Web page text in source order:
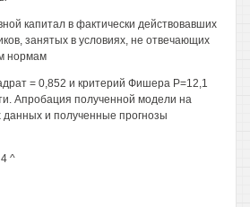
капитал в фактически действовавших
занятых в условиях, не отвечающих
нормам
= 0,852 и критерий Фишера Р=12,1
Апробация полученной модели на
данных и полученные прогнозы
^